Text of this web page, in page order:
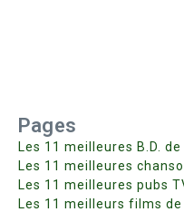
Pages
Les 11 meilleures B.D.
Les 11 meilleures
Les 11 meilleures pubs
Les 11 meilleurs films